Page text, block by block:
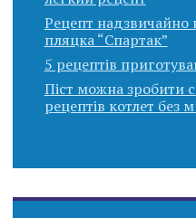
Рецепт надзвичайно
пляцка “Спартак”
5 рецептів
Піст можна зробити
рецептів котлет без